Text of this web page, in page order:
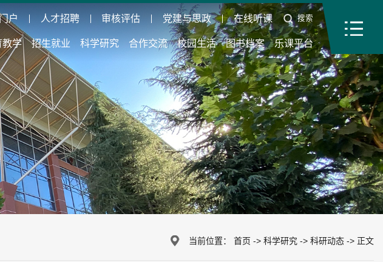
户 人才招聘 审核评估 党建与思政 在线听课 搜索
教学 招生就业 科学研究 合作交流 校园生活 图书档案 乐课平台
当前位置： 首页 -> 科学研究 -> 科研动态 -> 正文